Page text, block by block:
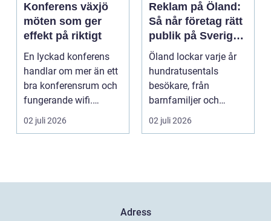
Konferens växjö
möten som ger
effekt på riktigt
En lyckad konferens
handlar om mer än ett
bra konferensrum och
fungerande wifi.
Företag som planerar...
02 juli 2026
Reklam på Öland:
Så når företag rätt
publik på Sveriges
solsäkraste ö
Öland lockar varje år
hundratusentals
besökare, från
barnfamiljer och
natur&au...
02 juli 2026
Adress